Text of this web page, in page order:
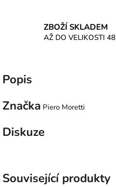
ZBOŽÍ SKLADEM
AŽ DO VELIKOSTI 48
Popis
Značka Piero Moretti
Diskuze
Související produkty